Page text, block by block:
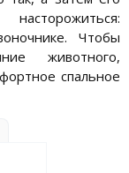
Чтобы
животного,
спальное